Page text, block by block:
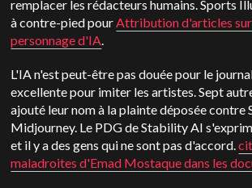
remplacer les rédacteurs humains. Sports
à contre-pied pourAttribution d'articles
personnage d'IA.
L'IA n'est peut-être pas douée pour le
excellente pour imiter les artistes. Sept
ajouté leur nom à la plainte déposée
Midjourney. Le PDG de Stability AI
et il y a des gens qui ne sont pas d'accord.
maladroites d'Emad Mostaque dans les